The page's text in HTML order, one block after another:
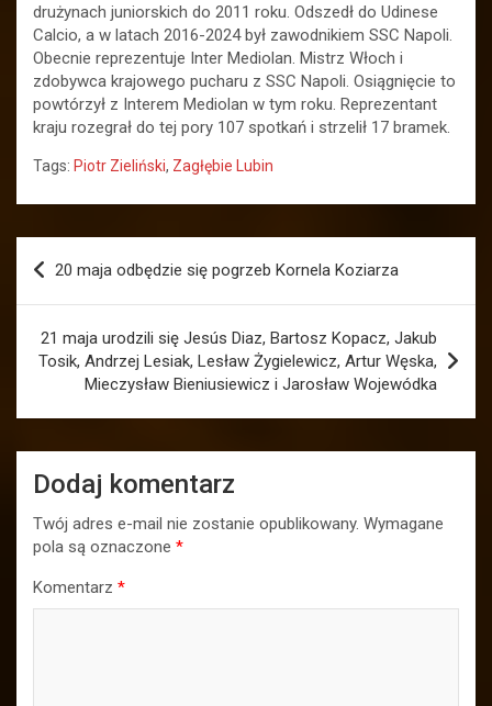
drużynach juniorskich do 2011 roku. Odszedł do Udinese
Calcio, a w latach 2016-2024 był zawodnikiem SSC Napoli.
Obecnie reprezentuje Inter Mediolan. Mistrz Włoch i
zdobywca krajowego pucharu z SSC Napoli. Osiągnięcie to
powtórzył z Interem Mediolan w tym roku. Reprezentant
kraju rozegrał do tej pory 107 spotkań i strzelił 17 bramek.
Tags: Piotr Zieliński, Zagłębie Lubin
Nawigacja
wpisu
20 maja odbędzie się pogrzeb Kornela Koziarza
21 maja urodzili się Jesús Diaz, Bartosz Kopacz, Jakub
Tosik, Andrzej Lesiak, Lesław Żygielewicz, Artur Węska,
Mieczysław Bieniusiewicz i Jarosław Wojewódka
Dodaj komentarz
Twój adres e-mail nie zostanie opublikowany. Wymagane
pola są oznaczone *
Komentarz *